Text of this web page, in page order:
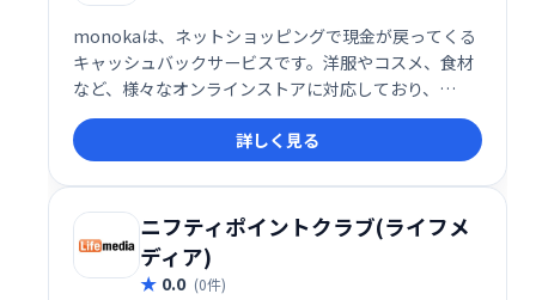
monokaは、ネットショッピングで現金が戻ってくる
キャッシュバックサービスです。洋服やコスメ、食材
など、様々なオンラインストアに対応しており、
monokaを経由するだけで簡単に現金が還元されま
す。ポイント交換の手間や利用制限がなく、登録も無
料で誰でも利用可能です。お買い物をもっとお得にし
たい方におすすめです。
詳しく見る
ニフティポイントクラブ(ライフメ
ディア)
0.0 (0件)